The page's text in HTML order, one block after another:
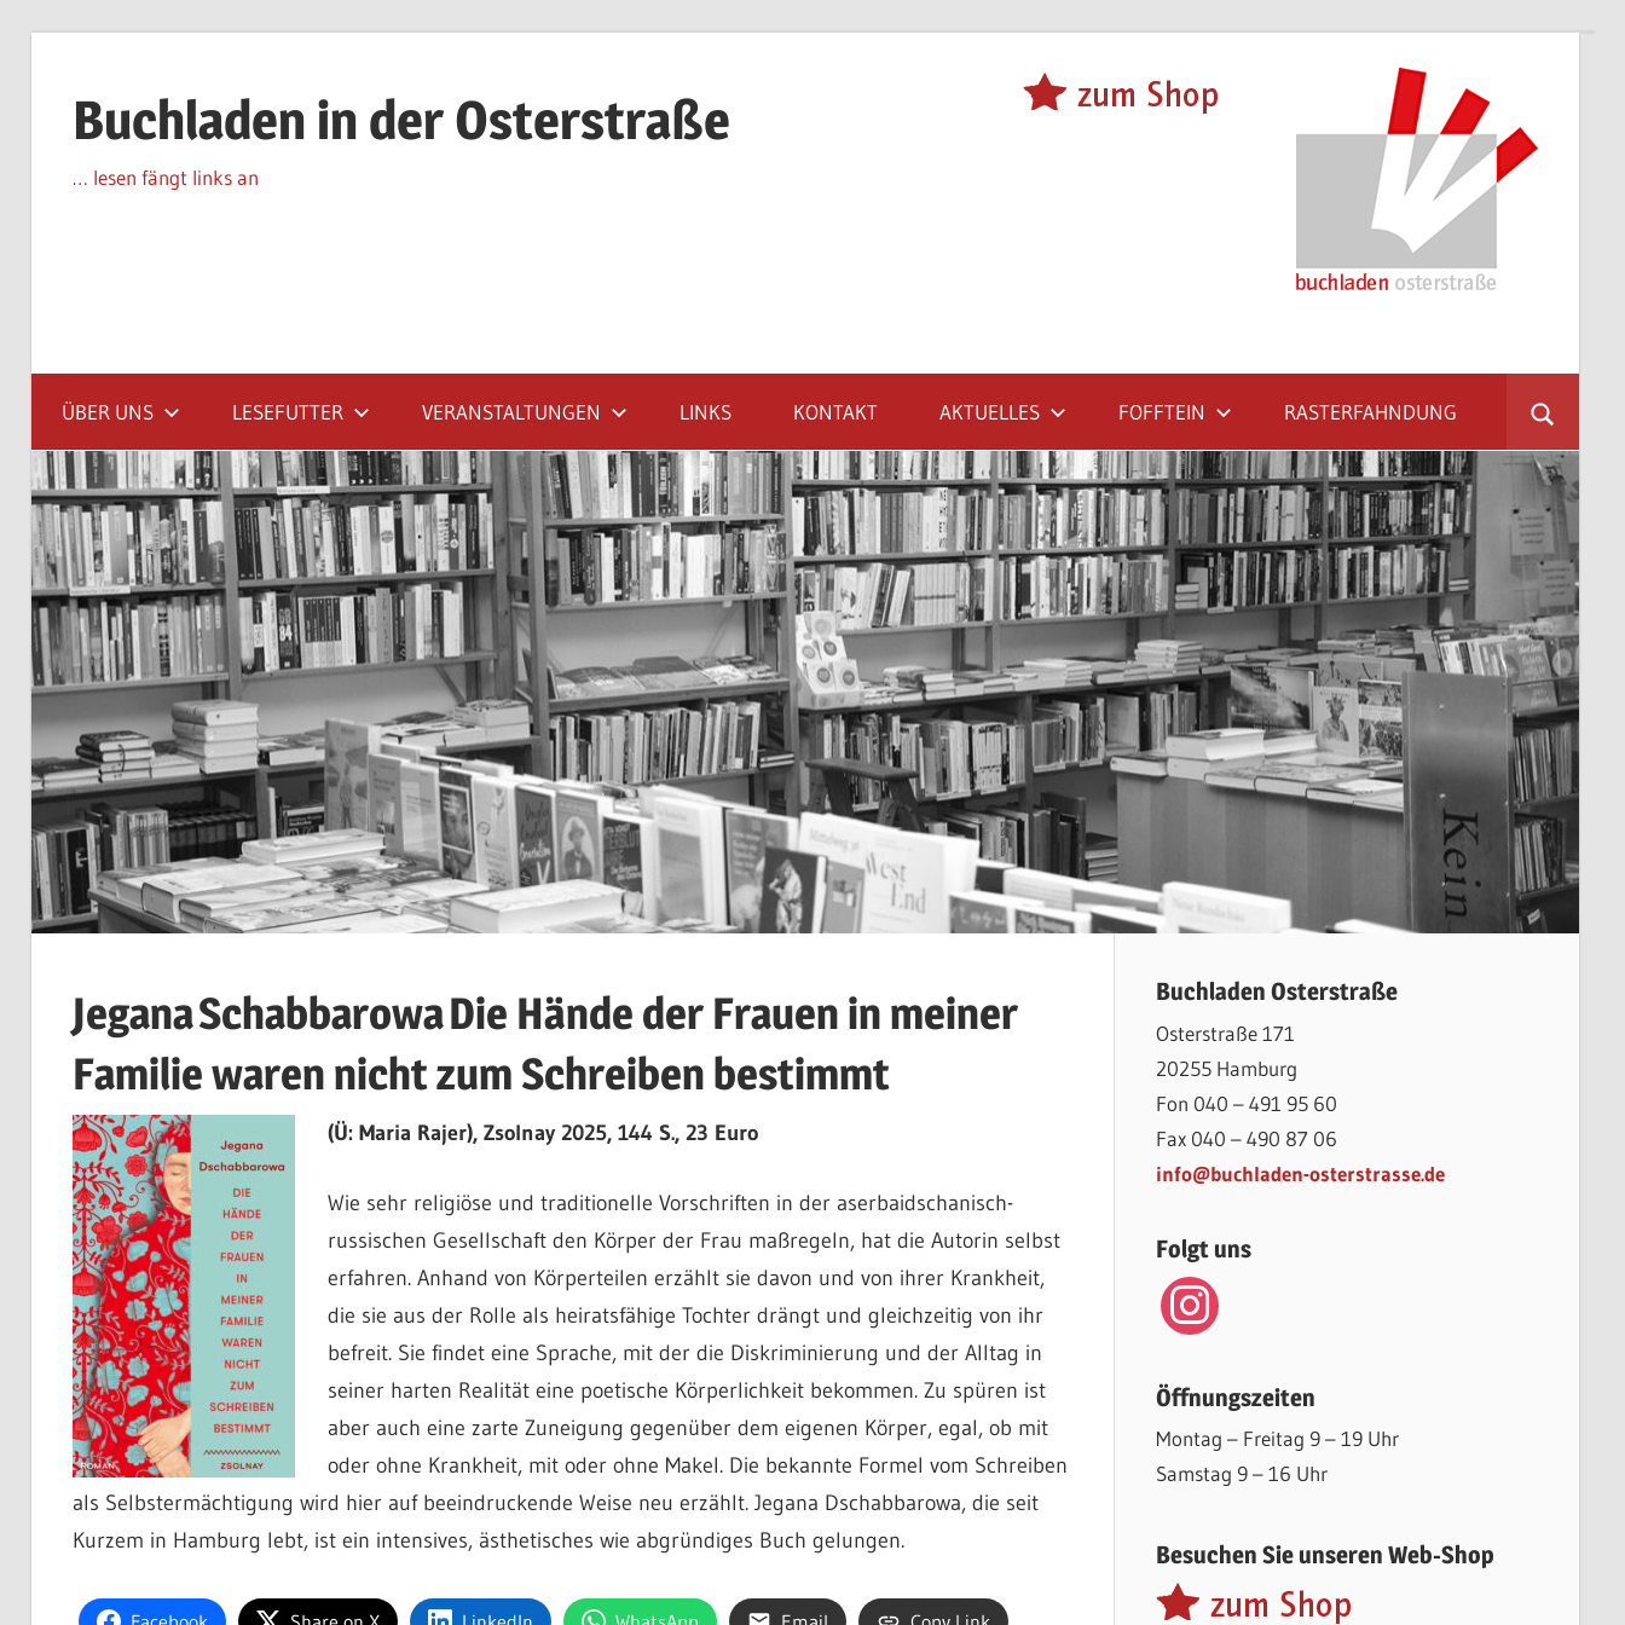
springenBuchladen in der Osterstraße
… lesen fängt links an
ÜBER UNS LESEFUTTER VERANSTALTUNGEN LINKS KONTAKT AKTUELLES FOFFTEIN RASTERFAHNDUNG
JeganaSchabbarowaDie Hände der Frauen in meiner
Familie waren nicht zum Schreiben bestimmt
(Ü: Maria Rajer), Zsolnay 2025, 144 S., 23 Euro
Wie sehr religiöse und traditionelle Vorschriften in der aserbaidschanisch-
russischen Gesellschaft den Körper der Frau maßregeln, hat die Autorin selbst
erfahren. Anhand von Körperteilen erzählt sie davon und von ihrer Krankheit,
die sie aus der Rolle als heiratsfähige Tochter drängt und gleichzeitig von ihr
befreit. Sie findet eine Sprache, mit der die Diskriminierung und der Alltag in
seiner harten Realität eine poetische Körperlichkeit bekommen. Zu spüren ist
aber auch eine zarte Zuneigung gegenüber dem eigenen Körper, egal, ob mit
oder ohne Krankheit, mit oder ohne Makel. Die bekannte Formel vom Schreiben
als Selbstermächtigung wird hier auf beeindruckende Weise neu erzählt. Jegana Dschabbarowa, die seit
Kurzem in Hamburg lebt, ist ein intensives, ästhetisches wie abgründiges Buch gelungen.
Buchladen Osterstraße
Osterstraße 171
20255 Hamburg
Fon 040 – 491 95 60
Fax 040 – 490 87 06
info@buchladen-osterstrasse.de
Folgt uns
instagram
Öffnungszeiten
Montag – Freitag 9 – 19 Uhr
Samstag 9 – 16 Uhr
Besuchen Sie unseren Web-Shop